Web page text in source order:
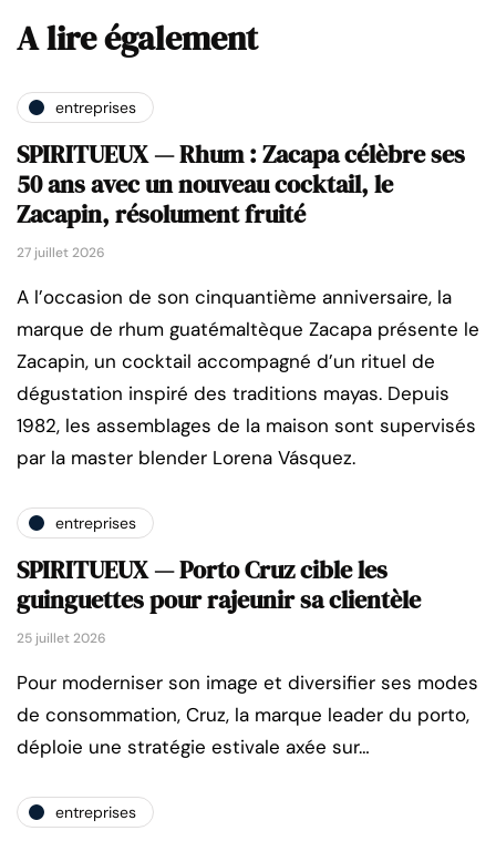
A lire également
entreprises
SPIRITUEUX — Rhum : Zacapa célèbre ses
50 ans avec un nouveau cocktail, le
Zacapin, résolument fruité
27 juillet 2026
A l’occasion de son cinquantième anniversaire, la
marque de rhum guatémaltèque Zacapa présente le
Zacapin, un cocktail accompagné d’un rituel de
dégustation inspiré des traditions mayas. Depuis
1982, les assemblages de la maison sont supervisés
par la master blender Lorena Vásquez.
entreprises
SPIRITUEUX — Porto Cruz cible les
guinguettes pour rajeunir sa clientèle
25 juillet 2026
Pour moderniser son image et diversifier ses modes
de consommation, Cruz, la marque leader du porto,
déploie une stratégie estivale axée sur…
entreprises